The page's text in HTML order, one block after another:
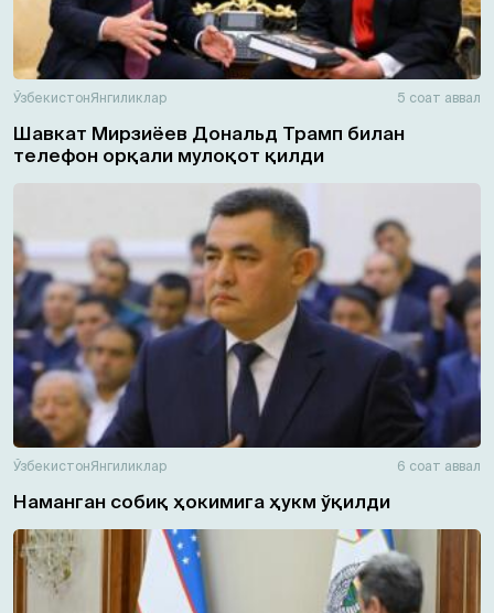
ЎзбекистонЯнгиликлар 5 соат аввал
Шавкат Мирзиёев Дональд Трамп билан
телефон орқали мулоқот қилди
ЎзбекистонЯнгиликлар 6 соат аввал
Наманган собиқ ҳокимига ҳукм ўқилди